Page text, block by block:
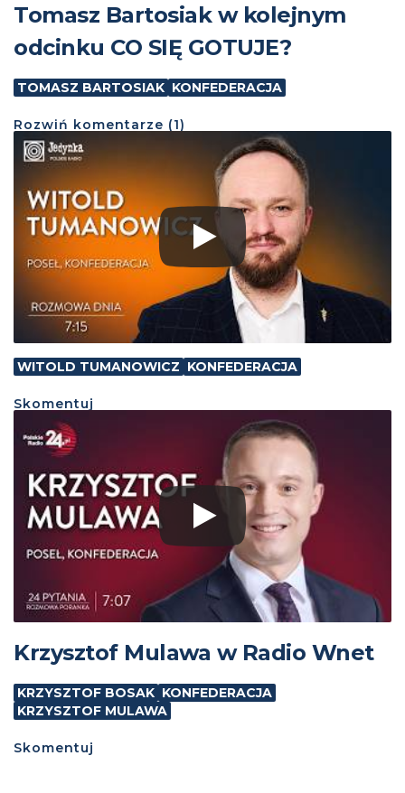
Tomasz Bartosiak w kolejnym
odcinku CO SIĘ GOTUJE?
TOMASZ BARTOSIAK KONFEDERACJA
Rozwiń komentarze (1)
WITOLD TUMANOWICZ KONFEDERACJA
Skomentuj
Krzysztof Mulawa w Radio Wnet
KRZYSZTOF BOSAK KONFEDERACJA
KRZYSZTOF MULAWA
Skomentuj